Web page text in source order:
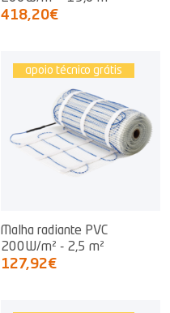
418,20€
apoio técnico grátis
Malha radiante PVC
200W/m² - 2,5 m²
127,92€